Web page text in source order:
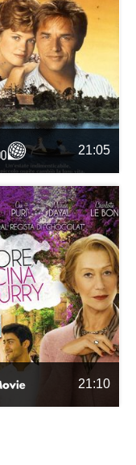
21:05
21:10